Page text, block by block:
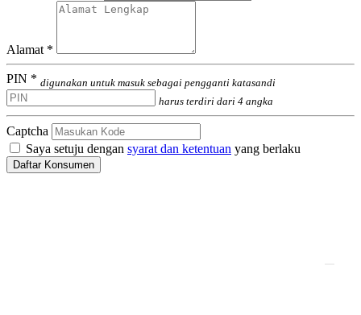
Alamat *
PIN * digunakan untuk masuk sebagai pengganti katasandi
harus terdiri dari 4 angka
Captcha
Saya setuju dengan syarat dan ketentuan yang berlaku
Daftar Konsumen